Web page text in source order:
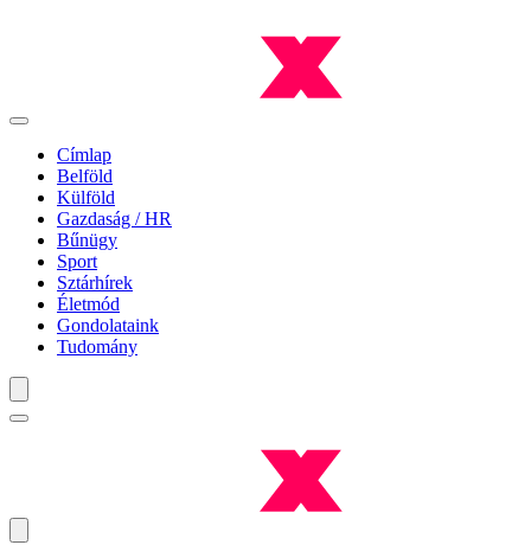
Címlap
Belföld
Külföld
Gazdaság / HR
Bűnügy
Sport
Sztárhírek
Életmód
Gondolataink
Tudomány